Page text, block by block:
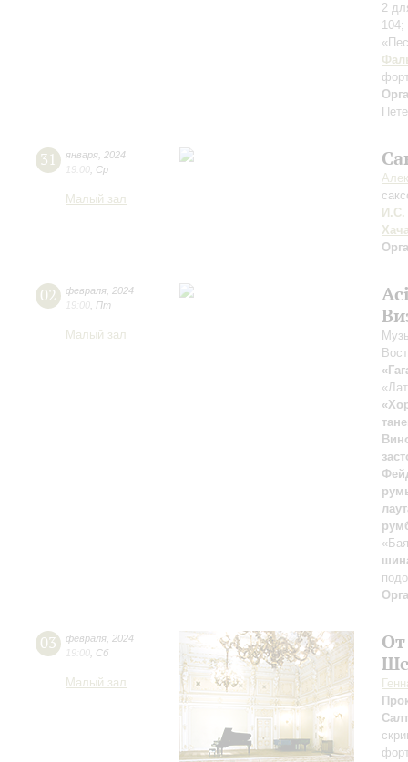
2
104;
31 января 2024
19:00 Ср
Малый зал
И.С.
02 февраля 2024
19:00 Пт
Малый зал
03 февраля 2024
19:00 Сб
Малый зал